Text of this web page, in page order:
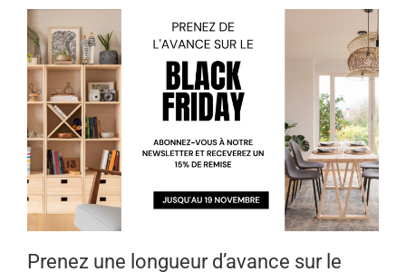
Prenez une longueur d’avance sur le